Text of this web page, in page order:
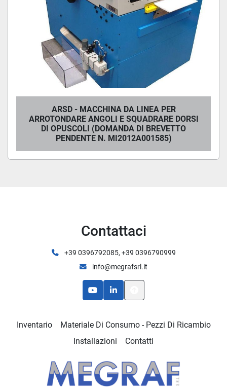
ARSD - MACCHINA DA LINEA PER
ARROTONDARE ANGOLI E SQUADRARE DORSI
DI OPUSCOLI (DOMANDA DI BREVETTO
PENDENTE N. MI2012A001585)
Contattaci
+39 0396792085, +39 0396790999
info@megrafsrl.it
youtubelinkedin
Inventario
Materiale Di Consumo - Pezzi Di Ricambio
Installazioni
Contatti